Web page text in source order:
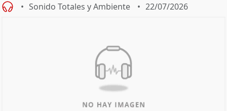
Sonido Totales y Ambiente 22/07/2026